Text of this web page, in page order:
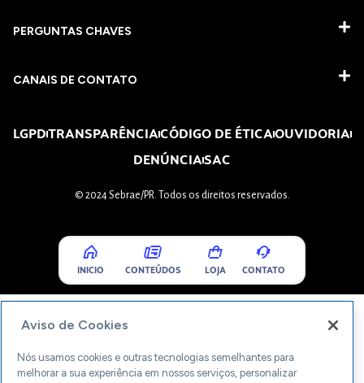
PERGUNTAS CHAVES​
CANAIS DE CONTATO
LGPDTRANSPARÊNCIACÓDIGO DE ÉTICAOUVIDORIA
DENÚNCIASAC
© 2024 Sebrae/PR. Todos os direitos reservados.
INICIO CONTEÚDOS LOJA CONTATO
Aviso de Cookies
Nós usamos cookies e outras tecnologias semelhantes para
melhorar a sua experiência em nossos serviços, personalizar